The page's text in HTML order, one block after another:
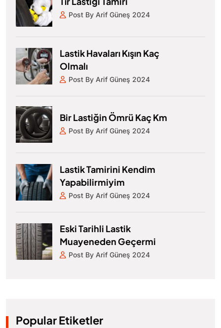
Post By Arif Güneş 2024
Lastik Havaları Kışın Kaç
Olmalı
Post By Arif Güneş 2024
Bir Lastiğin Ömrü Kaç Km
Post By Arif Güneş 2024
Lastik Tamirini Kendim
Yapabilirmiyim
Post By Arif Güneş 2024
Eski Tarihli Lastik
Muayeneden Geçermi
Post By Arif Güneş 2024
Popular Etiketler